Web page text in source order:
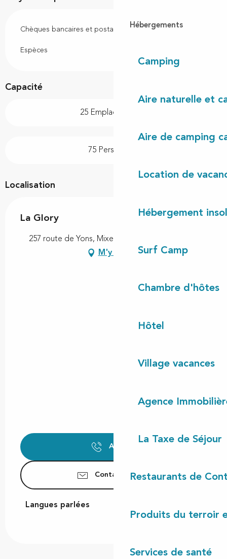
Hébergements
Camping
Aire naturelle et
Aire de camping
Location de
Hébergement
Surf Camp
Chambre d'hôtes
Hôtel
Village vacances
Agence
La Taxe de Séjour
Restaurants de
Produits du terroir
Services de santé
Chèques bancaires et postaux
Espèces
Capacité
25 Emplacement(s)
75 Personne(s)
Localisation
La Glory
257 route de Yons, Mixe, 40170 Mixe, Lit-et-Mixe
M'y rendre
Appeler
Contactez-nous
Langues parlées
Langues parlées